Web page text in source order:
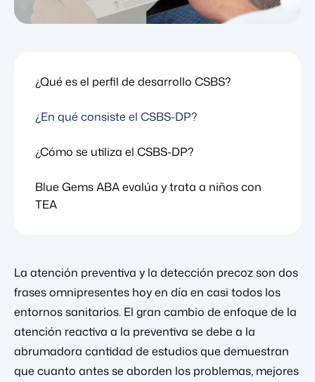
¿Qué es el perfil de desarrollo CSBS?
¿En qué consiste el CSBS-DP?
¿Cómo se utiliza el CSBS-DP?
Blue Gems ABA evalúa y trata a niños con
TEA
La atención preventiva y la detección precoz son dos
frases omnipresentes hoy en día en casi todos los
entornos sanitarios. El gran cambio de enfoque de la
atención reactiva a la preventiva se debe a la
abrumadora cantidad de estudios que demuestran
que cuanto antes se aborden los problemas, mejores